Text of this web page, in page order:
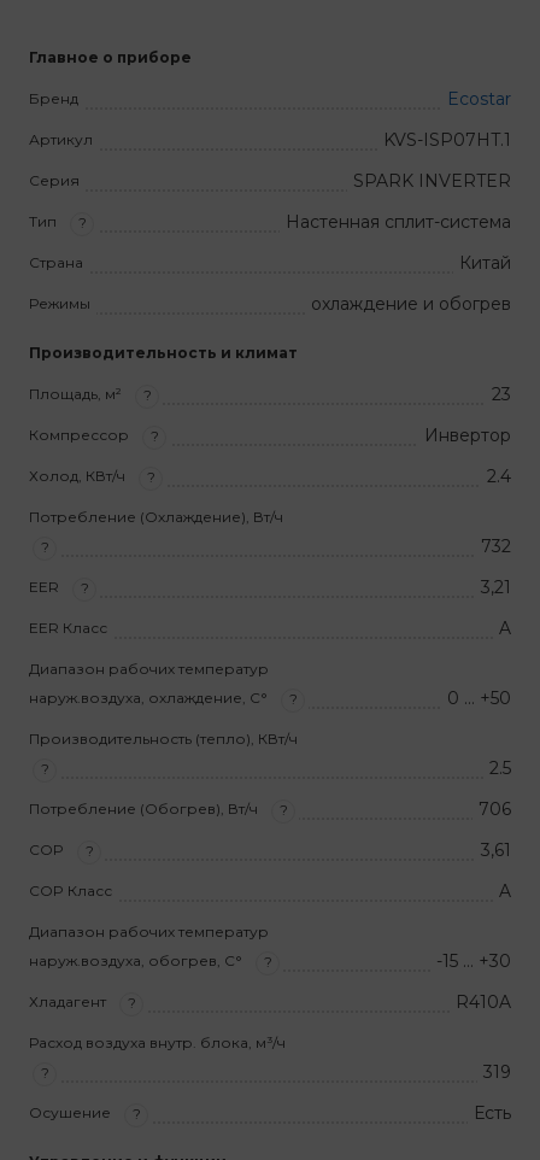
Главное о приборе
Бренд Ecostar
Артикул KVS-ISP07HT.1
Серия SPARK INVERTER
Тип ? Настенная сплит-система
Страна Китай
Режимы охлаждение и обогрев
Производительность и климат
Площадь, м² ? 23
Компрессор ? Инвертор
Холод, КВт/ч ? 2.4
Потребление (Охлаждение), Вт/ч
?
732
EER ? 3,21
EER Класс A
Диапазон рабочих температур
наруж.воздуха, охлаждение, С°
? 0 … +50
Производительность (тепло), КВт/ч
?
2.5
Потребление (Обогрев), Вт/ч ? 706
COP ? 3,61
COP Класс A
Диапазон рабочих температур
наруж.воздуха, обогрев, С°
? -15 … +30
Хладагент ? R410A
Расход воздуха внутр. блока, м³/ч
?
319
Осушение ? Есть